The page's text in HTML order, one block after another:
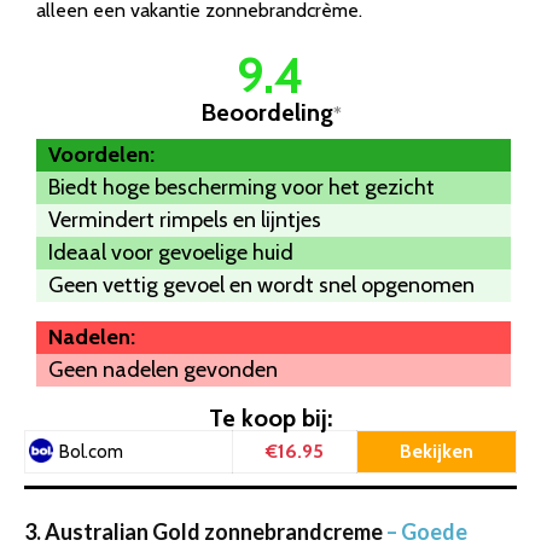
alleen een vakantie zonnebrandcrème.
9.4
Beoordeling*
Voordelen:
Biedt hoge bescherming voor het gezicht
Vermindert rimpels en lijntjes
Ideaal voor gevoelige huid
Geen vettig gevoel en wordt snel opgenomen
Nadelen:
Geen nadelen gevonden
Te koop bij:
Bol.com €16.95 Bekijken
3. Australian Gold zonnebrandcreme– Goede